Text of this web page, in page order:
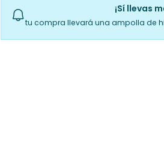
¡Sí llevas
tu compra llevará una ampolla de